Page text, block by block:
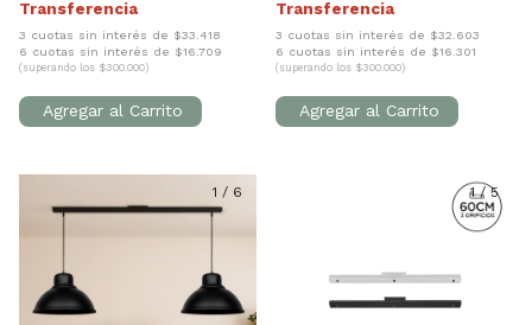
3 cuotas sin interés de $33.418
6 cuotas sin interés de $16.709
(superando los $300.000)
3 cuotas sin interés de $32.603
6 cuotas sin interés de $16.301
(superando los $300.000)
1 / 6 1/5